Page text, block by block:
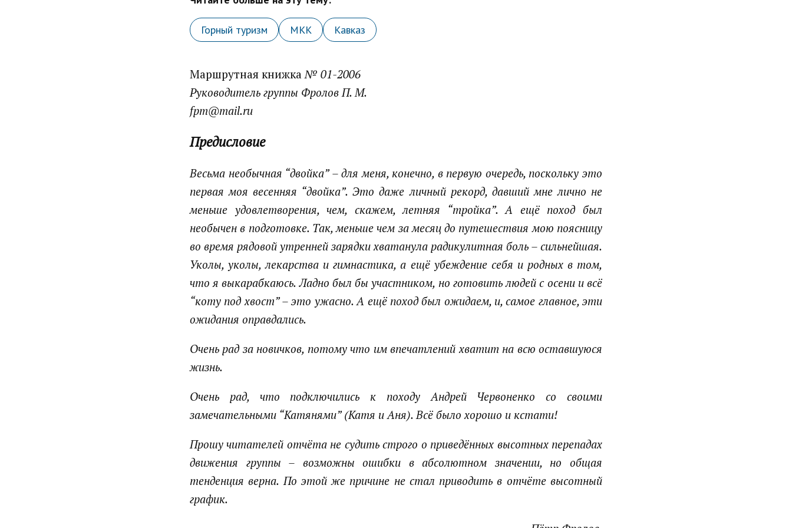
Горный туризм МКК Кавказ
Маршрутная книжка№ 01-2006
Руководитель группы Фролов П. М.
fpm@mail.ru
Предисловие
Весьма необычная “двойка” – для меня, конечно, в первую очередь, поскольку это
первая моя весенняя “двойка”. Это даже личный рекорд, давший мне лично не
меньше удовлетворения, чем, скажем, летняя “тройка”. А ещё поход был
необычен в подготовке. Так, меньше чем за месяц до путешествия мою поясницу
во время рядовой утренней зарядки хватанула радикулитная боль – сильнейшая.
Уколы, уколы, лекарства и гимнастика, а ещё убеждение себя и родных в том,
что я выкарабкаюсь. Ладно был бы участником, но готовить людей с осени и всё
“коту под хвост” – это ужасно. А ещё поход был ожидаем, и, самое главное, эти
ожидания оправдались.
Очень рад за новичков, потому что им впечатлений хватит на всю оставшуюся
жизнь.
Очень рад, что подключились к походу Андрей Червоненко со своими
замечательными “Катянями” (Катя и Аня). Всё было хорошо и кстати!
Прошу читателей отчёта не судить строго о приведённых высотных перепадах
движения группы – возможны ошибки в абсолютном значении, но общая
тенденция верна. По этой же причине не стал приводить в отчёте высотный
график.